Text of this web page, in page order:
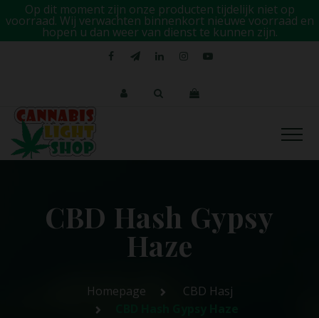
Op dit moment zijn onze producten tijdelijk niet op
voorraad. Wij verwachten binnenkort nieuwe voorraad en
hopen u dan weer van dienst te kunnen zijn.
CBD Hash Gypsy
Haze
Homepage
CBD Hasj